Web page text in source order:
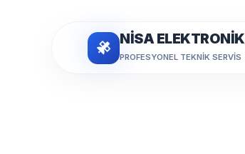
NİSA ELEKTRONİK
PROFESYONEL TEKNIK SERVIS